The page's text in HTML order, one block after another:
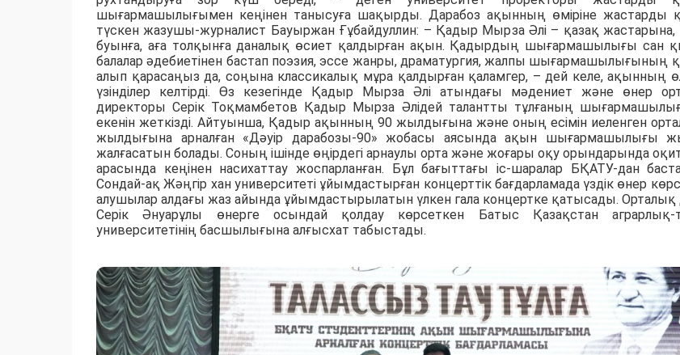
шығармашылығымен кеңінен танысуға шақырды. Дарабоз ақынның өміріне жастарды
түскен жазушы-журналист Бауыржан Ғұбайдуллин: – Қадыр Мырза Әлі – қазақ жастарына,
буынға, аға толқынға даналық өсиет қалдырған ақын. Қадырдың шығармашылығы сан
балалар әдебиетінен бастап поэзия, эссе жанры, драматургия, жалпы шығармашылығының
алып қарасаңыз да, соңына классикалық мұра қалдырған қаламгер, – дей келе, ақынның
үзінділер келтірді. Өз кезегінде Қадыр Мырза Әлі атындағы мәдениет және өнер
директоры Серік Тоқмамбетов Қадыр Мырза Әлідей талантты тұлғаның
екенін жеткізді. Айтуынша, Қадыр ақынның 90 жылдығына және оның есімін иеленген
жылдығына арналған «Дәуір дарабозы-90» жобасы аясында ақын шығармашылығы
жалғасатын болады. Соның ішінде өңірдегі арнаулы орта және жоғары оқу орындарында
арасында кеңінен насихаттау жоспарланған. Бұл бағыттағы іс-шаралар БҚАТУ-дан
Сондай-ақ Жәңгір хан университеті ұйымдастырған концерттік бағдарламада үздік өнер
алушылар алдағы жаз айында ұйымдастырылатын үлкен гала концертке қатысады.
Серік Әнуарұлы өнерге осындай қолдау көрсеткен Батыс Қазақстан аграрлық-
университетінің басшылығына алғысхат табыстады.